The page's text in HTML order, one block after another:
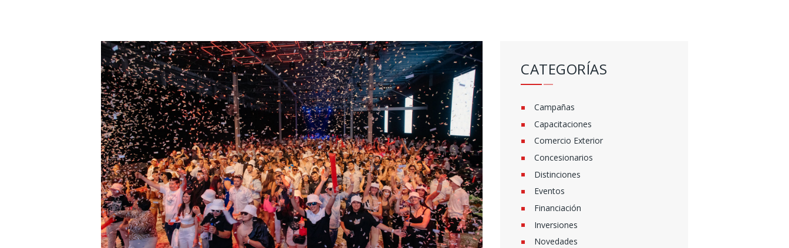
CATEGORÍAS
Campañas
Capacitaciones
Comercio Exterior
Concesionarios
Distinciones
Eventos
Financiación
Inversiones
Novedades